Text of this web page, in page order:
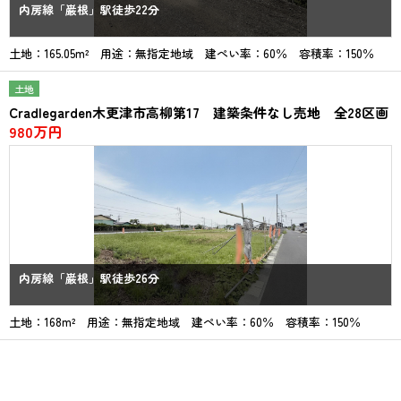
内房線「巌根」駅徒歩22分
土地：165.05m² 用途：無指定地域 建ぺい率：60％ 容積率：150％
土地
Cradlegarden木更津市高柳第17 建築条件なし売地 全28区画
980万円
内房線「巌根」駅徒歩26分
土地：168m² 用途：無指定地域 建ぺい率：60％ 容積率：150％